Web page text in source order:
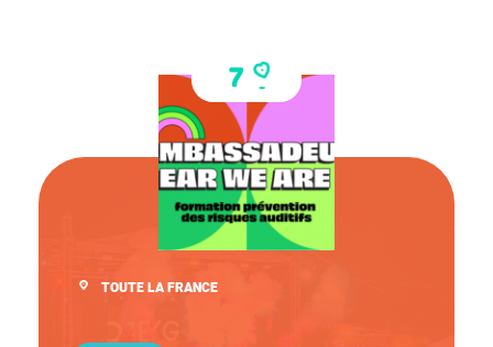
TOUTE LA FRANCE
7